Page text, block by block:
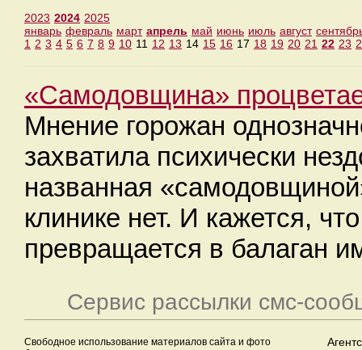
2023 2024 2025
январь февраль март апрель май июнь июль август
1 2 3 4 5 6 7 8 9 10 11 12 13 14 15 16 17 18 19 20 21 22 23
«Самодовщина»
Мнение горожан
захватила психически
названная
клинике нет. И кажется,
превращается в балаган
Сервис рассылки смс-
Свободное использование материалов сайта и фото